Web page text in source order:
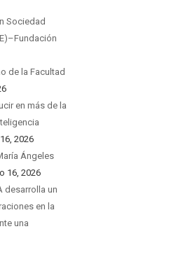
Sociedad
de la Facultad
en más de la
2026
Ángeles
16, 2026
desarrolla un
en la
una